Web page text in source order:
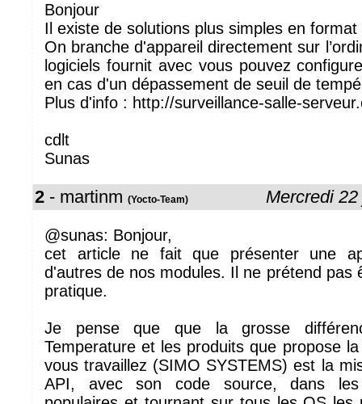
Bonjour
Il existe de solutions plus simples en format
On branche d'appareil directement sur
logiciels fournit avec vous pouvez
en cas d'un dépassement de seuil de
Plus d'info : http://surveillance-salle-
cdlt
Sunas
2 - martinm (Yocto-Team) Mercredi
@sunas: Bonjour,
cet article ne fait que présenter une
d'autres de nos modules. Il ne prétend pas
pratique.
Je pense que que la grosse
Temperature et les produits que propose
vous travaillez (SIMO SYSTEMS) est la
API, avec son code source, dans